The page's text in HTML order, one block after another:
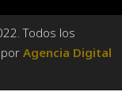
Todos los
Agencia Digital